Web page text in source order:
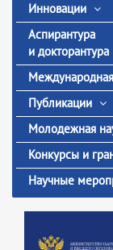
Инновации
Аспирантура
и докторантура
Публикации
Молодежная
Конкурсы и
Научные